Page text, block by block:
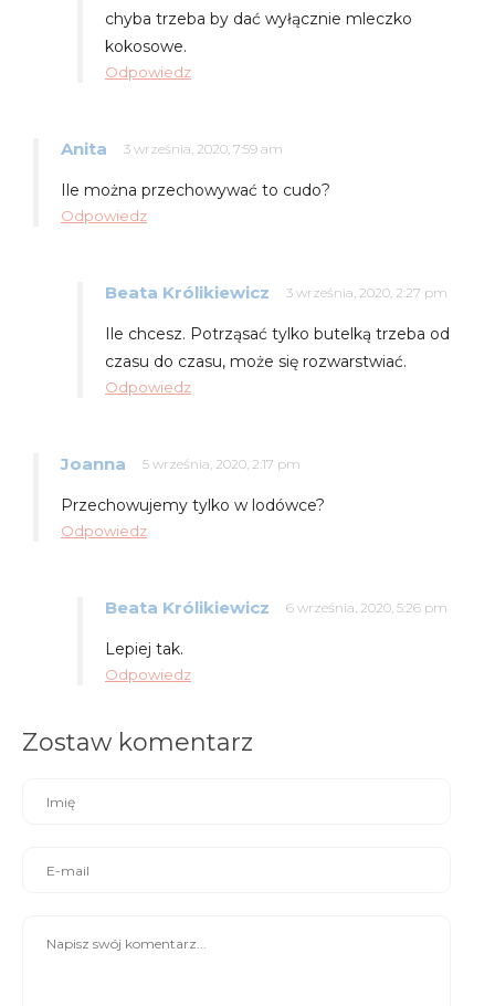
chyba trzeba by dać wyłącznie mleczko
kokosowe.
Odpowiedz
Anita 3 września, 2020, 7:59 am
Ile można przechowywać to cudo?
Odpowiedz
Beata Królikiewicz 3 września, 2020, 2:27 pm
Ile chcesz. Potrząsać tylko butelką trzeba od
czasu do czasu, może się rozwarstwiać.
Odpowiedz
Joanna 5 września, 2020, 2:17 pm
Przechowujemy tylko w lodówce?
Odpowiedz
Beata Królikiewicz 6 września, 2020, 5:26 pm
Lepiej tak.
Odpowiedz
Zostaw komentarz